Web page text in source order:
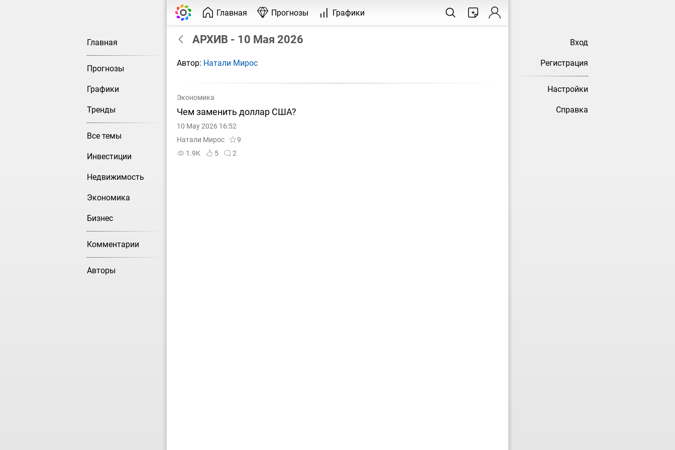
Главная Прогнозы Графики
Главная
Прогнозы
Графики
Тренды
Все темы
Инвестиции
Недвижимость
Экономика
Бизнес
Комментарии
Авторы
Вход
Регистрация
Настройки
Справка
АРХИВ - 10 Мая 2026
Автор: Натали Мирос
Экономика
Чем заменить доллар США?
10 May 2026 16:52
Натали Мирос
9
1.9K
5 2